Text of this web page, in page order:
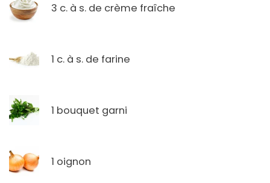
3 c. à s. de crème fraîche
1 c. à s. de farine
1 bouquet garni
1 oignon